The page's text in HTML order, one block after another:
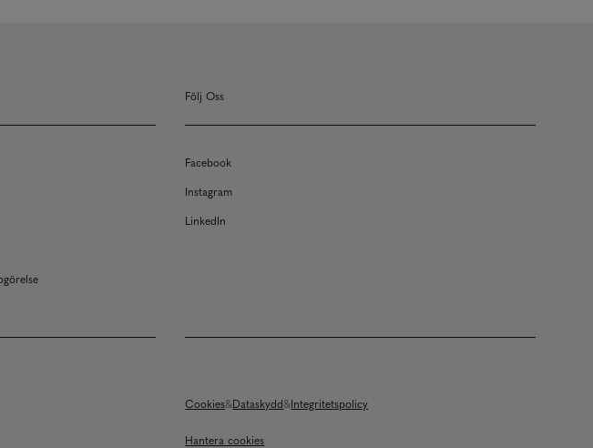
Följ Oss
Facebook
Instagram
LinkedIn
Cookies Dataskydd Integritetspolicy
Hantera cookies